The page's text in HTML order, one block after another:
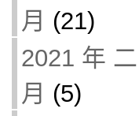
月 (21)
2021 年 二
月 (5)